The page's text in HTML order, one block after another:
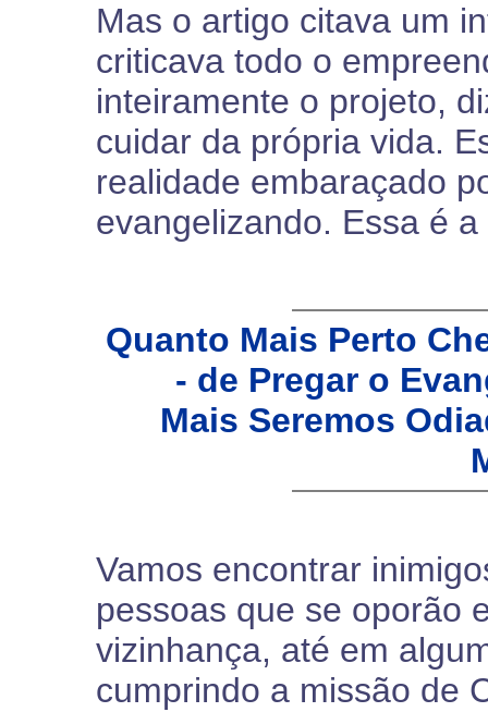
Mas o artigo citava um
criticava todo o
inteiramente o projeto,
cuidar da própria vida.
realidade embaraçado
evangelizando. Essa é
Quanto Mais Perto
- de Pregar o
Mais Seremos
Vamos encontrar
pessoas que se oporão
vizinhança, até em
cumprindo a missão de